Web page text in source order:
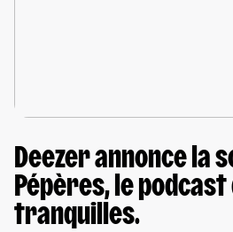
Deezer annonce la
Pépères, le
tranquilles.